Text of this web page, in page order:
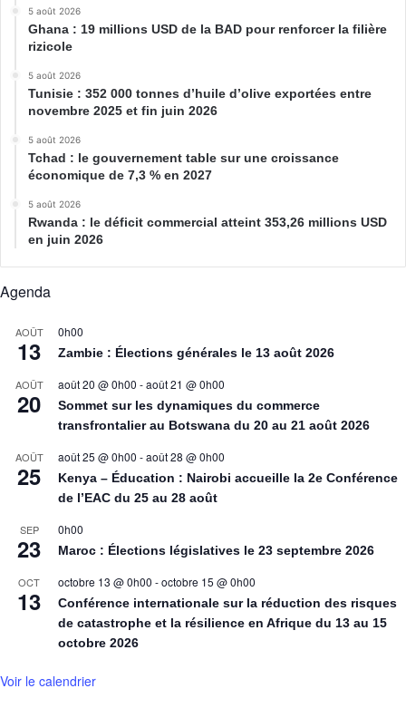
5 août 2026
Ghana : 19 millions USD de la BAD pour renforcer la filière
rizicole
5 août 2026
Tunisie : 352 000 tonnes d’huile d’olive exportées entre
novembre 2025 et fin juin 2026
5 août 2026
Tchad : le gouvernement table sur une croissance
économique de 7,3 % en 2027
5 août 2026
Rwanda : le déficit commercial atteint 353,26 millions USD
en juin 2026
Agenda
AOÛT
13
0h00
Zambie : Élections générales le 13 août 2026
AOÛT
20
août 20 @ 0h00 -août 21 @ 0h00
Sommet sur les dynamiques du commerce
transfrontalier au Botswana du 20 au 21 août 2026
AOÛT
25
août 25 @ 0h00 -août 28 @ 0h00
Kenya – Éducation : Nairobi accueille la 2e Conférence
de l’EAC du 25 au 28 août
SEP
23
0h00
Maroc : Élections législatives le 23 septembre 2026
OCT
13
octobre 13 @ 0h00 -octobre 15 @ 0h00
Conférence internationale sur la réduction des risques
de catastrophe et la résilience en Afrique du 13 au 15
octobre 2026
Voir le calendrier